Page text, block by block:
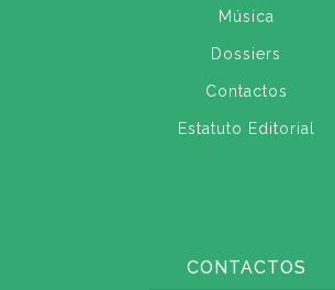
Música
Dossiers
Contactos
Estatuto Editorial
CONTACTOS